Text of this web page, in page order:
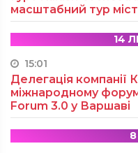
масштабний тур
14
15:01
Делегація компанії
міжнародному
Forum 3.0 у Варшаві